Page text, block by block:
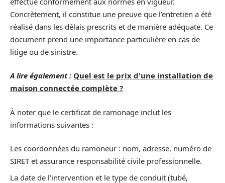
Concrètement, il constitue une preuve que l’entretien a été
réalisé dans les délais prescrits et de manière adéquate. Ce
document prend une importance particulière en cas de
litige ou de sinistre.
A lire également : Quel est le prix d'une installation de
maison connectée complète ?
À noter que le certificat de ramonage inclut les
informations suivantes :
Les coordonnées du ramoneur : nom, adresse, numéro de
SIRET et assurance responsabilité civile professionnelle.
La date de l’intervention et le type de conduit (tubé,